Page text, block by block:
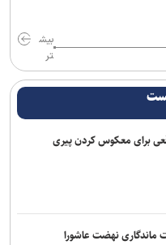
مترو/ پیش‌بینی هوشمند
تهران؛ هشدار دوباره به
شمالی بدون مداخلات جوی و
بیش
تر
برای معکوس کردن پیری
ماندگاری نهضت عاشورا